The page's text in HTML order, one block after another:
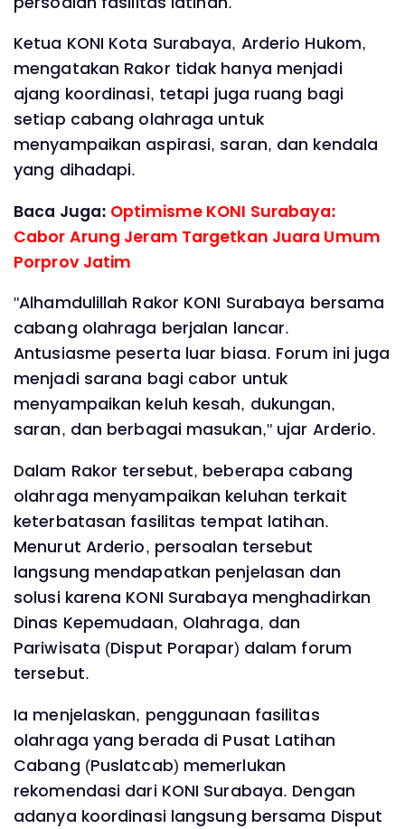
Ketua KONI Kota Surabaya, Arderio Hukom,
mengatakan Rakor tidak hanya menjadi
ajang koordinasi, tetapi juga ruang bagi
setiap cabang olahraga untuk
menyampaikan aspirasi, saran, dan kendala
yang dihadapi.
Baca Juga: Optimisme KONI Surabaya:
Cabor Arung Jeram Targetkan Juara Umum
Porprov Jatim
"Alhamdulillah Rakor KONI Surabaya bersama
cabang olahraga berjalan lancar.
Antusiasme peserta luar biasa. Forum ini juga
menjadi sarana bagi cabor untuk
menyampaikan keluh kesah, dukungan,
saran, dan berbagai masukan," ujar Arderio.
Dalam Rakor tersebut, beberapa cabang
olahraga menyampaikan keluhan terkait
keterbatasan fasilitas tempat latihan.
Menurut Arderio, persoalan tersebut
langsung mendapatkan penjelasan dan
solusi karena KONI Surabaya menghadirkan
Dinas Kepemudaan, Olahraga, dan
Pariwisata (Disput Porapar) dalam forum
tersebut.
Ia menjelaskan, penggunaan fasilitas
olahraga yang berada di Pusat Latihan
Cabang (Puslatcab) memerlukan
rekomendasi dari KONI Surabaya. Dengan
adanya koordinasi langsung bersama Disput